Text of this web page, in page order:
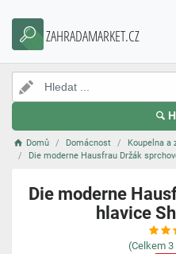
ZAHRADAMARKET.CZ
Domů Domácnost Koupelna a
Die moderne Hausfrau Držák
Die moderne
hlavice
(Celkem 3